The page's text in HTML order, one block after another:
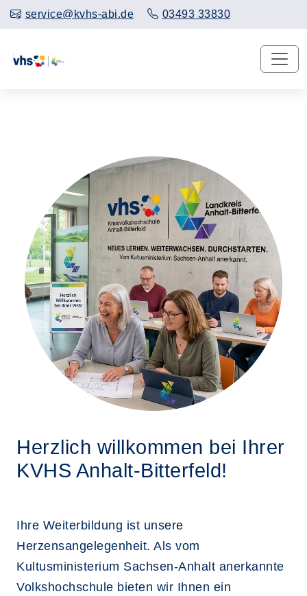
service@kvhs-abi.de 03493 33830
Herzlich willkommen bei Ihrer
KVHS Anhalt-Bitterfeld!
Ihre Weiterbildung ist unsere
Herzensangelegenheit. Als vom
Kultusministerium Sachsen-Anhalt anerkannte
Volkshochschule bieten wir Ihnen ein